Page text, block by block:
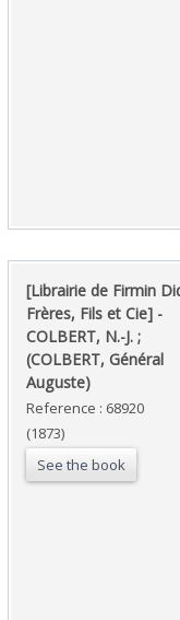
‎[Librairie de Firmin
Frères, Fils et Cie] - ‎
‎COLBERT, N.-J. ;
(COLBERT, Général
Auguste)‎
Reference : 68920
(1873)
See the book